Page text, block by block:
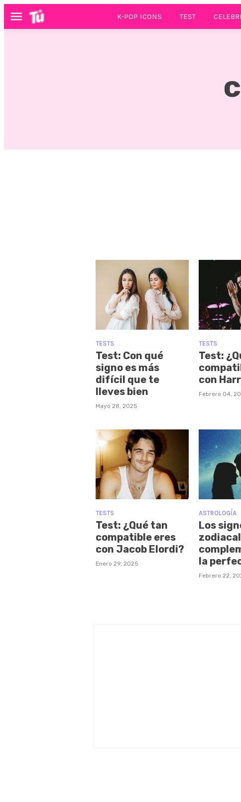
Menú K-POP ICONS TEST
TESTS
Test: Con qué
signo es más
difícil que te
lleves bien
Mayo 28, 2025
TESTS
Test:
con
Febrero 04,
TESTS
Test: ¿Qué tan
compatible eres
con Jacob Elordi?
Enero 29, 2025
ASTROLOGÍA
Los
la
Febrero 22,